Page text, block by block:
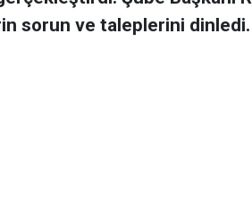
sorun ve taleplerini dinledi.